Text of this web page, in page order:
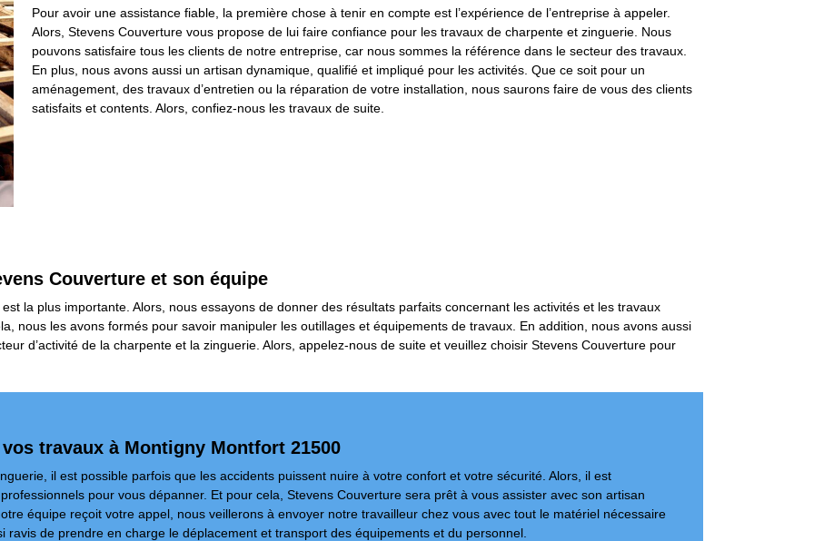
Pour avoir une assistance fiable, la première chose à tenir en compte est l’expérience de l’entreprise à appeler.
Alors, Stevens Couverture vous propose de lui faire confiance pour les travaux de charpente et zinguerie. Nous
pouvons satisfaire tous les clients de notre entreprise, car nous sommes la référence dans le secteur des travaux.
En plus, nous avons aussi un artisan dynamique, qualifié et impliqué pour les activités. Que ce soit pour un
aménagement, des travaux d’entretien ou la réparation de votre installation, nous saurons faire de vous des clients
satisfaits et contents. Alors, confiez-nous les travaux de suite.
Couverture et son équipe
la plus importante. Alors, nous essayons de donner des résultats parfaits concernant les activités et les travaux
nous les avons formés pour savoir manipuler les outillages et équipements de travaux. En addition, nous avons aussi
d’activité de la charpente et la zinguerie. Alors, appelez-nous de suite et veuillez choisir Stevens Couverture pour
travaux à Montigny Montfort 21500
il est possible parfois que les accidents puissent nuire à votre confort et votre sécurité. Alors, il est
pour vous dépanner. Et pour cela, Stevens Couverture sera prêt à vous assister avec son artisan
équipe reçoit votre appel, nous veillerons à envoyer notre travailleur chez vous avec tout le matériel nécessaire
ravis de prendre en charge le déplacement et transport des équipements et du personnel.